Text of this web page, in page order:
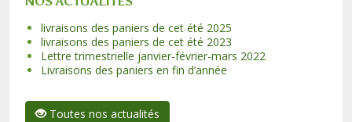
livraisons des paniers de cet été 2025
livraisons des paniers de cet été 2023
Lettre trimestrielle janvier-février-mars 2022
Livraisons des paniers en fin d’année
Toutes nos actualités